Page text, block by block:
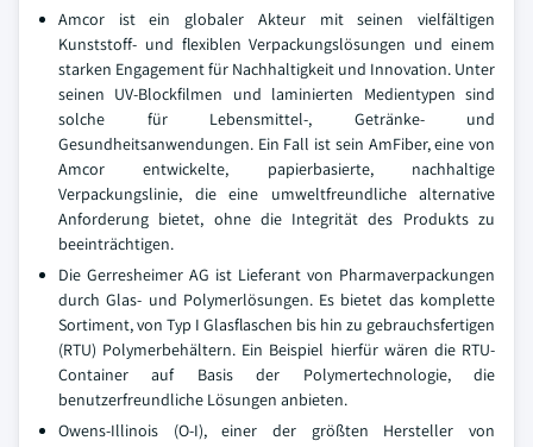
Amcor ist ein globaler Akteur mit seinen vielfältigen
Kunststoff- und flexiblen Verpackungslösungen und einem
starken Engagement für Nachhaltigkeit und Innovation. Unter
seinen UV-Blockfilmen und laminierten Medientypen sind
solche für Lebensmittel-, Getränke- und
Gesundheitsanwendungen. Ein Fall ist sein AmFiber, eine von
Amcor entwickelte, papierbasierte, nachhaltige
Verpackungslinie, die eine umweltfreundliche alternative
Anforderung bietet, ohne die Integrität des Produkts zu
beeinträchtigen.
Die Gerresheimer AG ist Lieferant von Pharmaverpackungen
durch Glas- und Polymerlösungen. Es bietet das komplette
Sortiment, von Typ I Glasflaschen bis hin zu gebrauchsfertigen
(RTU) Polymerbehältern. Ein Beispiel hierfür wären die RTU-
Container auf Basis der Polymertechnologie, die
benutzerfreundliche Lösungen anbieten.
Owens-Illinois (O-I), einer der größten Hersteller von